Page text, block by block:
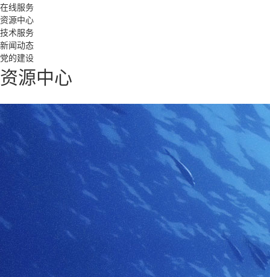
在线服务
资源中心
技术服务
新闻动态
党的建设
资源中心